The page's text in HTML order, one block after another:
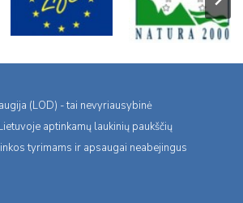
(LOD) - tai nevyriausybinė
aptinkamų laukinių paukščių
tyrimams ir apsaugai neabejingus